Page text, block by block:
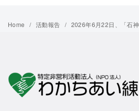
Home 活動報告 2026年6月22日、「石神井